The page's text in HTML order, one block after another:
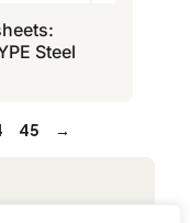
Steel
45 →